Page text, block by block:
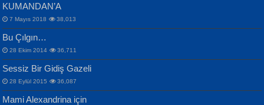
İPEK ACAR SERT
Gazze’nin Şecaati, Ümmetin İmtihanı...
Selahattin Yıldız
İdrakimle Üşürken...
ERDEM BAYAZIT
Sana, Bana, Vatanıma, Ülkemin
İnsanlarına Dair...
KUMANDAN’A
7 Mayıs 2018 38,013
Bu Çılgın…
28 Ekim 2014 36,711
Sessiz Bir Gidiş Gazeli
28 Eylül 2015 36,087
Mami Alexandrina için